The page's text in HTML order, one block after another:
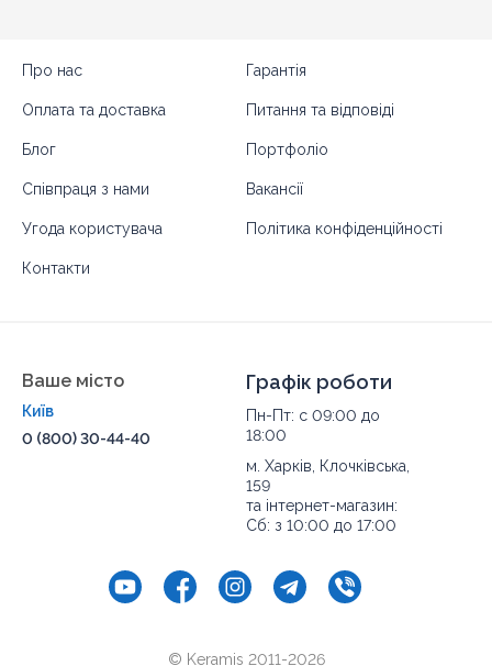
Про нас Гарантія
Оплата та доставка Питання та відповіді
Блог Портфоліо
Співпраця з нами Вакансії
Угода користувача Політика конфіденційності
Контакти
Ваше місто
Київ
0 (800) 30-44-40
Графік роботи
Пн-Пт: с 09:00 до
18:00
м. Харків, Клочківська,
159
та інтернет-магазин:
Сб: з 10:00 до 17:00
© Keramis 2011-2026